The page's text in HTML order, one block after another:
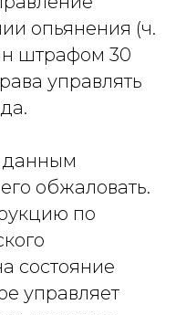
опьянения (ч.
штрафом 30
управлять
данным
обжаловать.
по
состояние
управляет